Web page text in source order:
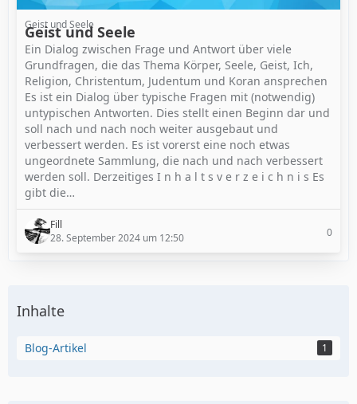
Geist und Seele
Geist und Seele
Ein Dialog zwischen Frage und Antwort über viele
Grundfragen, die das Thema Körper, Seele, Geist, Ich,
Religion, Christentum, Judentum und Koran ansprechen
Es ist ein Dialog über typische Fragen mit (notwendig)
untypischen Antworten. Dies stellt einen Beginn dar und
soll nach und nach noch weiter ausgebaut und
verbessert werden. Es ist vorerst eine noch etwas
ungeordnete Sammlung, die nach und nach verbessert
werden soll. Derzeitiges I n h a l t s v e r z e i c h n i s Es
gibt die…
Fill
28. September 2024 um 12:50
0
Inhalte
Blog-Artikel 1